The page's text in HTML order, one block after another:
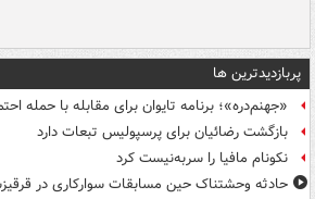
پربازدیدترین ها
«جهنم‌دره»؛ برنامه تایوان برای مقابله با حمله
بازگشت رضائیان برای پرسپولیس تبعات دارد
نکونام مافیا را سربه‌نیست کرد
حادثه وحشتناک حین مسابقات سوارکاری در